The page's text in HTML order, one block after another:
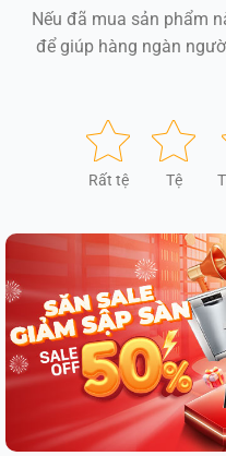
Nếu đã mua sản phẩm
để giúp hàng ngàn
Rất tệ Tệ